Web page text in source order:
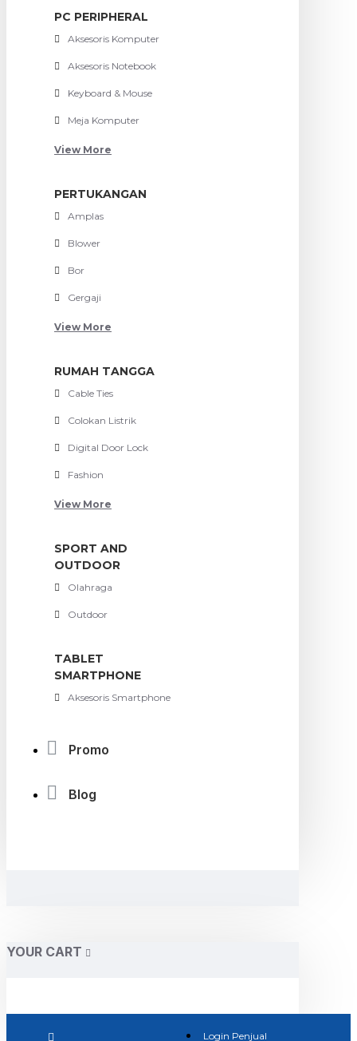
PC PERIPHERAL
Aksesoris Komputer
Aksesoris Notebook
Keyboard & Mouse
Meja Komputer
View More
PERTUKANGAN
Amplas
Blower
Bor
Gergaji
View More
RUMAH TANGGA
Cable Ties
Colokan Listrik
Digital Door Lock
Fashion
View More
SPORT AND
OUTDOOR
Olahraga
Outdoor
TABLET
SMARTPHONE
Aksesoris Smartphone
Promo
Blog
YOUR CART
Login Penjual